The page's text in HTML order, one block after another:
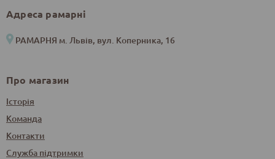
Адреса рамарні
РАМАРНЯ м. Львів, вул. Коперника, 16
Про магазин
Історія
Команда
Контакти
Служба підтримки